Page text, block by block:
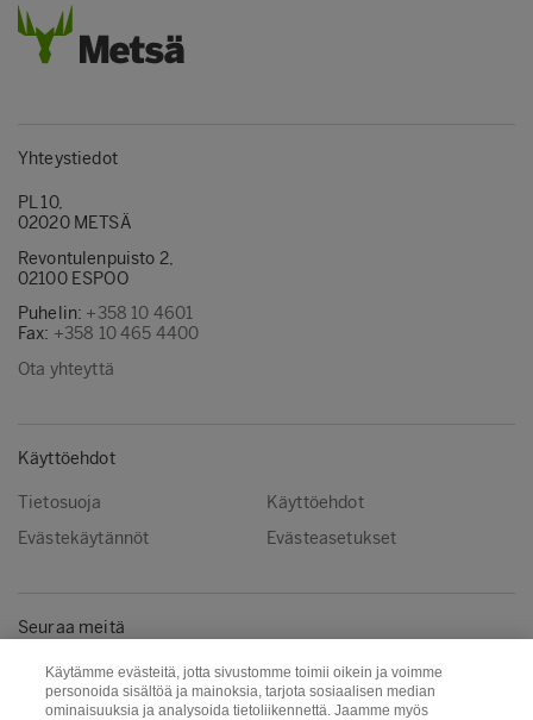
Yhteystiedot
PL 10,
02020 METSÄ
Revontulenpuisto 2,
02100 ESPOO
Puhelin: +358 10 4601
Fax: +358 10 465 4400
Ota yhteyttä
Käyttöehdot
Tietosuoja
Käyttöehdot
Evästekäytännöt
Evästeasetukset
Seuraa meitä
Facebook
Instagram
Linkedin
Youtube
Käytämme evästeitä, jotta sivustomme toimii oikein ja voimme
personoida sisältöä ja mainoksia, tarjota sosiaalisen median
ominaisuuksia ja analysoida tietoliikennettä. Jaamme myös